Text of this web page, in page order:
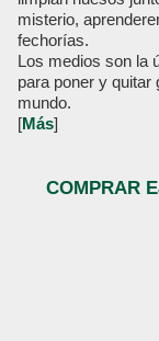
misterio,
fechorías.
Los medios son la
para poner y
mundo.
[Más]
COMPRAR